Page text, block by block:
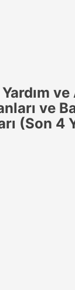
ve
(Son 4